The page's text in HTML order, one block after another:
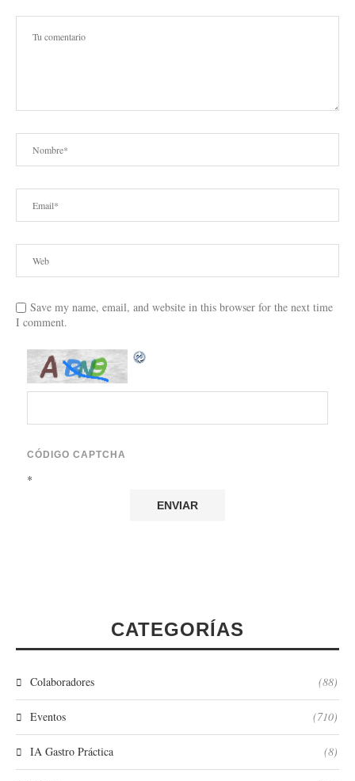
Save my name, email, and website in this browser for the next time
I comment.
CÓDIGO CAPTCHA
*
CATEGORÍAS
Colaboradores (88)
Eventos (710)
IA Gastro Práctica (8)